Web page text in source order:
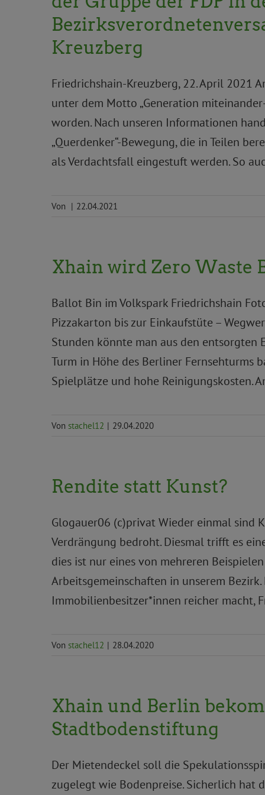
Kreuzberg
Friedrichshain-Kreuzberg, 22. April 2021
unter dem Motto „Generation
worden. Nach unseren Informationen
„Querdenker“-Bewegung, die in Teilen
als Verdachtsfall eingestuft werden. So
Von | 22.04.2021
Xhain wird Zero Waste
Ballot Bin im Volkspark Friedrichshain
Pizzakarton bis zur Einkaufstüte –
Stunden könnte man aus den entsorgten
Turm in Höhe des Berliner Fernsehturms
Spielplätze und hohe Reinigungskosten.
Von stachel12 | 29.04.2020
Rendite statt Kunst?
Glogauer06 (c)privat Wieder einmal sind
Verdrängung bedroht. Diesmal trifft es
dies ist nur eines von mehreren
Arbeitsgemeinschaften in unserem
Immobilienbesitzer*innen reicher macht,
Von stachel12 | 28.04.2020
Xhain und Berlin
Stadtbodenstiftung
Der Mietendeckel soll die
zugelegt wie Bodenpreise. Sicherlich hat